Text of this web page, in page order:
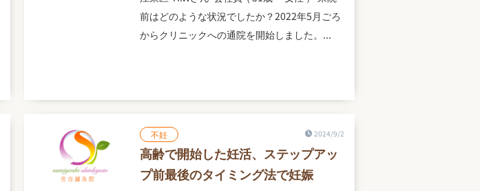
前はどのような状況でしたか？2022年5月ごろ
からクリニックへの通院を開始しました。...
不妊 2024/9/2
高齢で開始した妊活、ステップアッ
プ前最後のタイミング法で妊娠